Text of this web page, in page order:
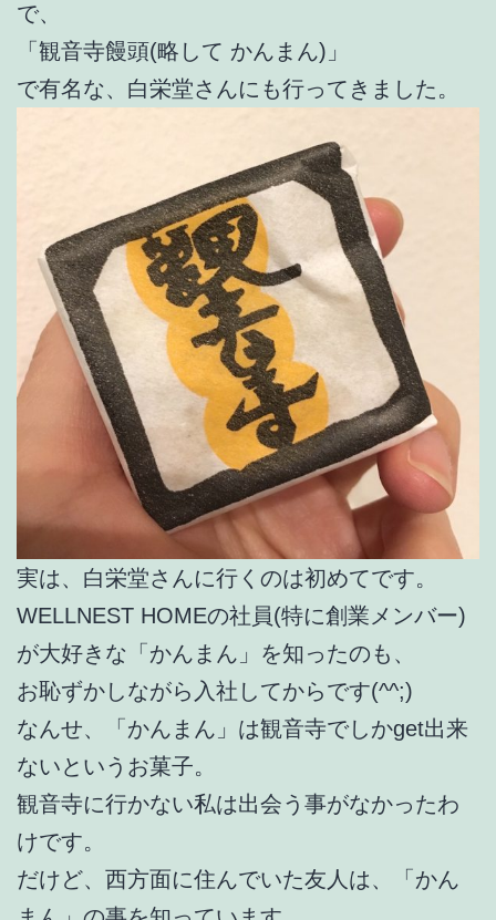
で、
「観音寺饅頭(略して かんまん)」
で有名な、白栄堂さんにも行ってきました。
実は、白栄堂さんに行くのは初めてです。
WELLNEST HOMEの社員(特に創業メンバー)
が大好きな「かんまん」を知ったのも、
お恥ずかしながら入社してからです(^^;)
なんせ、「かんまん」は観音寺でしかget出来
ないというお菓子。
観音寺に行かない私は出会う事がなかったわ
けです。
だけど、西方面に住んでいた友人は、「かん